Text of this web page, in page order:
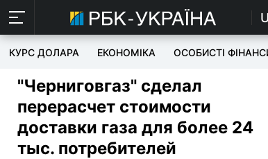
КУРС ДОЛАРА ЕКОНОМІКА ОСОБИСТІ
"Черниговгаз" сделал
перерасчет стоимости
доставки газа для более 24
тыс. потребителей